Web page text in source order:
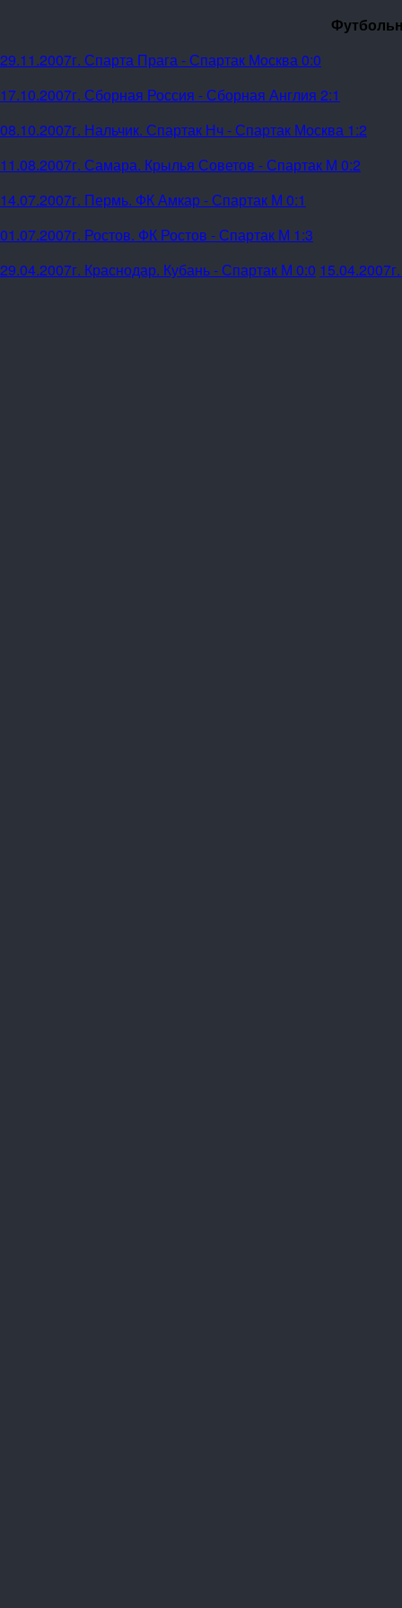
29.11.2007г. Спарта Прага - Спартак Москва 0:0
17.10.2007г. Сборная Россия - Сборная Англия 2:1
08.10.2007г. Нальчик. Спартак Нч - Спартак Москва 1:2
11.08.2007г. Самара. Крылья Советов - Спартак М 0:2
14.07.2007г. Пермь. ФК Амкар - Спартак М 0:1
01.07.2007г. Ростов. ФК Ростов - Спартак М 1:3
29.04.2007г. Краснодар. Кубань - Спартак М 0:0